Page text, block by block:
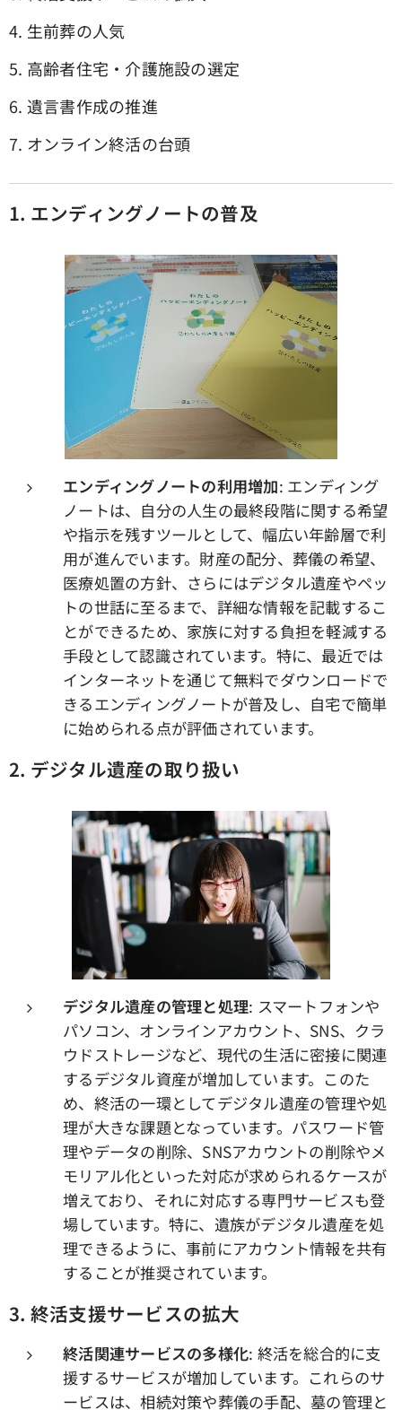
4. 生前葬の人気
5. 高齢者住宅・介護施設の選定
6. 遺言書作成の推進
7. オンライン終活の台頭
1. エンディングノートの普及
エンディングノートの利用増加: エンディング
ノートは、自分の人生の最終段階に関する希望
や指示を残すツールとして、幅広い年齢層で利
用が進んでいます。財産の配分、葬儀の希望、
医療処置の方針、さらにはデジタル遺産やペッ
トの世話に至るまで、詳細な情報を記載するこ
とができるため、家族に対する負担を軽減する
手段として認識されています。特に、最近では
インターネットを通じて無料でダウンロードで
きるエンディングノートが普及し、自宅で簡単
に始められる点が評価されています。
2. デジタル遺産の取り扱い
デジタル遺産の管理と処理: スマートフォンや
パソコン、オンラインアカウント、SNS、クラ
ウドストレージなど、現代の生活に密接に関連
するデジタル資産が増加しています。このた
め、終活の一環としてデジタル遺産の管理や処
理が大きな課題となっています。パスワード管
理やデータの削除、SNSアカウントの削除やメ
モリアル化といった対応が求められるケースが
増えており、それに対応する専門サービスも登
場しています。特に、遺族がデジタル遺産を処
理できるように、事前にアカウント情報を共有
することが推奨されています。
3. 終活支援サービスの拡大
終活関連サービスの多様化: 終活を総合的に支
援するサービスが増加しています。これらのサ
ービスは、相続対策や葬儀の手配、墓の管理と